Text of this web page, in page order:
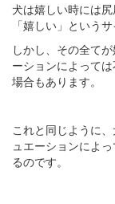
犬は嬉しい時には
「嬉しい」という
しかし、その全て
ーションによって
場合もあります。
これと同じように
ュエーションによ
るのです。